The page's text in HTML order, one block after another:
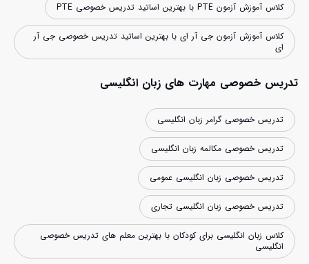
کلاس آموزش آزمون PTE با بهترین اساتید تدریس خصوصی PTE
کلاس آموزش آزمون جی آر ای با بهترین اساتید تدریس خصوصی جی آر
ای
تدریس خصوصی مهارت های زبان انگلیسی
تدریس خصوصی گرامر زبان انگلیسی
تدریس خصوصی مکالمه زبان انگلیسی
تدریس خصوصی زبان انگلیسی عمومی
تدریس خصوصی زبان انگلیسی تجاری
کلاس زبان انگلیسی برای کودکان با بهترین معلم های تدریس خصوصی
انگلیسی